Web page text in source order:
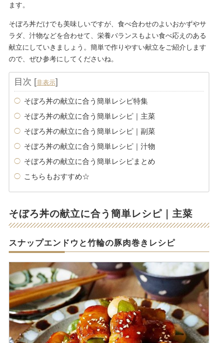
ます。
そぼろ丼だけでも美味しいですが、食べ合わせのよいおかずやサ
ラダ、汁物などを合わせて、栄養バランスもよい食べ応えのある
献立にしていきましょう。簡単で作りやすい献立をご紹介します
ので、ぜひ参考にしてくださいね。
目次 [非表示]
そぼろ丼の献立に合う簡単レシピ特集
そぼろ丼の献立に合う簡単レシピ｜主菜
そぼろ丼の献立に合う簡単レシピ｜副菜
そぼろ丼の献立に合う簡単レシピ｜汁物
そぼろ丼の献立に合う簡単レシピまとめ
こちらもおすすめ☆
そぼろ丼の献立に合う簡単レシピ｜主菜
スナップエンドウと竹輪の豚肉巻きレシピ